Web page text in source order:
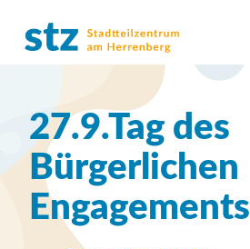
27.9.Tag des
Bürgerlichen
Engagements